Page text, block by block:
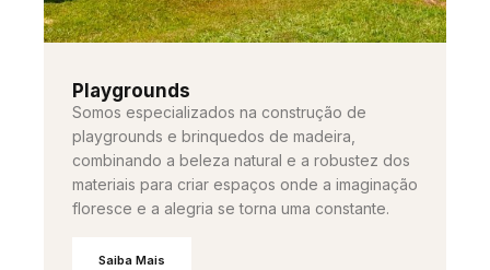
Playgrounds
Somos especializados na construção de
playgrounds e brinquedos de madeira,
combinando a beleza natural e a robustez dos
materiais para criar espaços onde a imaginação
floresce e a alegria se torna uma constante.
Saiba Mais